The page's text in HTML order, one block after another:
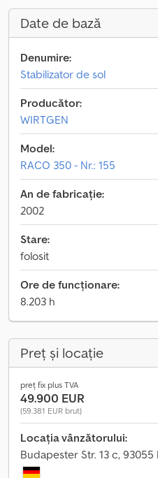
Date de bază
Denumire:
Stabilizator de sol
Producător:
WIRTGEN
Model:
RACO 350 - Nr.: 155
An de fabricație:
2002
Stare:
folosit
Ore de funcționare:
8.203 h
Preț și locație
preț fix plus TVA
49.900 EUR
(59.381 EUR brut)
Locația vânzătorului:
Budapester Str. 13 c,